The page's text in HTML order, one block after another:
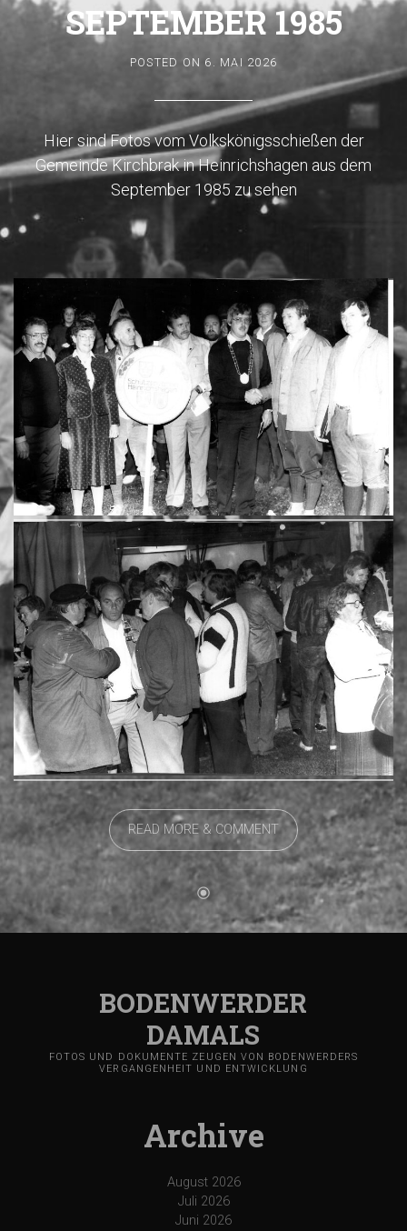
EPTEMBER 1985
POSTED ON 6. MAI 2026
Hier sind Fotos vom Volkskönigsschießen der
Gemeinde Kirchbrak in Heinrichshagen aus dem
September 1985 zu sehen
READ MORE & COMMENT
BODENWERDER
DAMALS
FOTOS UND DOKUMENTE ZEUGEN VON BODENWERDERS
VERGANGENHEIT UND ENTWICKLUNG
Archive
August 2026
Juli 2026
Juni 2026